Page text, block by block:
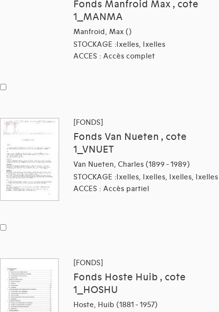
Fonds Manfroid Max , cote
1_MANMA
Manfroid, Max ()
STOCKAGE :Ixelles, Ixelles
ACCES : Accès complet
[FONDS]
Fonds Van Nueten , cote
1_VNUET
Van Nueten, Charles (1899 - 1989)
STOCKAGE :Ixelles, Ixelles, Ixelles, Ixelles
ACCES : Accès partiel
[FONDS]
Fonds Hoste Huib , cote
1_HOSHU
Hoste, Huib (1881 - 1957)